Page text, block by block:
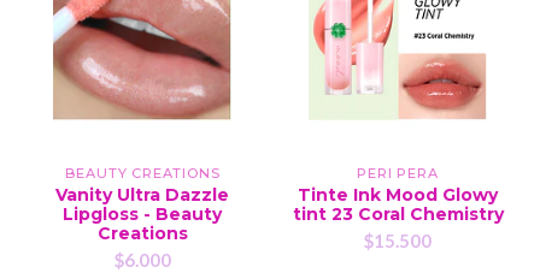
BEAUTY CREATIONS
Vanity Ultra Dazzle
Lipgloss - Beauty
Creations
$6.000
PERI PERA
Tinte Ink Mood Glowy
tint 23 Coral Chemistry
$15.500